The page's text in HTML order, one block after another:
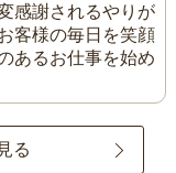
感謝されるやりが
客様の毎日を笑顔
あるお仕事を始め
る